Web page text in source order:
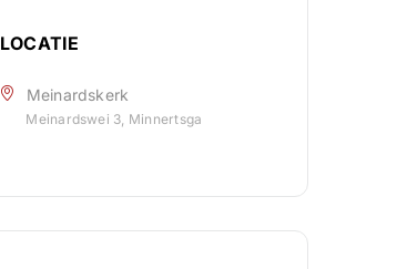
LOCATIE
Meinardskerk
Meinardswei 3, Minnertsga